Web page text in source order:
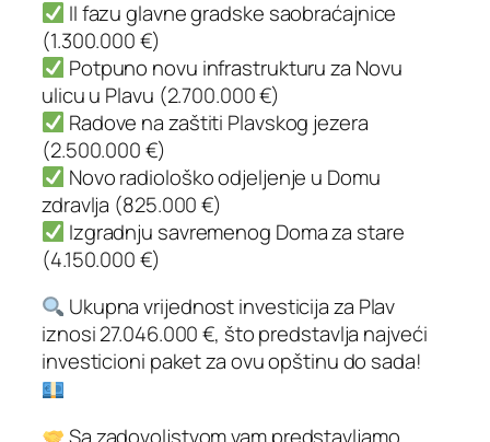
II fazu glavne gradske saobraćajnice
(1.300.000 €)
Potpuno novu infrastrukturu za Novu
ulicu u Plavu (2.700.000 €)
Radove na zaštiti Plavskog jezera
(2.500.000 €)
Novo radiološko odjeljenje u Domu
zdravlja (825.000 €)
Izgradnju savremenog Doma za stare
(4.150.000 €)
Ukupna vrijednost investicija za Plav
iznosi 27.046.000 €, što predstavlja najveći
investicioni paket za ovu opštinu do sada!
Sa zadovoljstvom vam predstavljamo